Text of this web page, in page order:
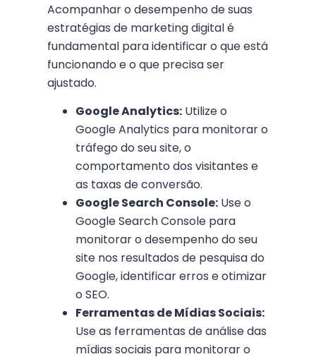
Acompanhar o desempenho de suas
estratégias de marketing digital é
fundamental para identificar o que está
funcionando e o que precisa ser
ajustado.
Google Analytics: Utilize o
Google Analytics para monitorar o
tráfego do seu site, o
comportamento dos visitantes e
as taxas de conversão.
Google Search Console: Use o
Google Search Console para
monitorar o desempenho do seu
site nos resultados de pesquisa do
Google, identificar erros e otimizar
o SEO.
Ferramentas de Mídias Sociais:
Use as ferramentas de análise das
mídias sociais para monitorar o